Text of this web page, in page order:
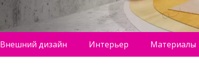
Внешний дизайн Интерьер Материалы